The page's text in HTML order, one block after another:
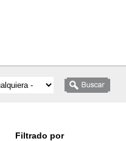
Filtrado por